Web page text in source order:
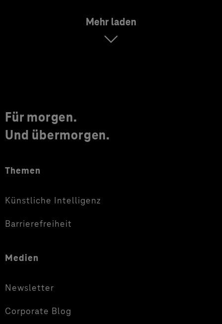
Mehr laden
Für morgen.
Und übermorgen.
Themen
Künstliche Intelligenz
Barrierefreiheit
Medien
Newsletter
Corporate Blog